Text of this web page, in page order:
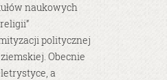
naukowych
politycznej
Obecnie
a